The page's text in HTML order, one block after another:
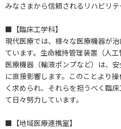
みなさまから信頼されるリハビリテ
■【臨床工学科】
現代医療では、様々な医療機器が
ています。生命維持管理装置（人
医療機器（輸液ポンプなど）は、
に直接影響します。このことより
く求められ、それらを担うべく臨
て日々努力しています。
■【地域医療連携室】